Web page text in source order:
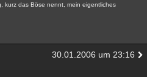
kurz das Böse nennt, mein eigentliches
30.01.2006 um 23:16